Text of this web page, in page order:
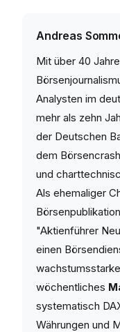
Andreas
Mit über 40
Analysten im
mehr als zehn
der Deutschen
dem
und
Als ehemaliger
"Aktienführer
einen
wöchentliches
systematisch
Währungen und